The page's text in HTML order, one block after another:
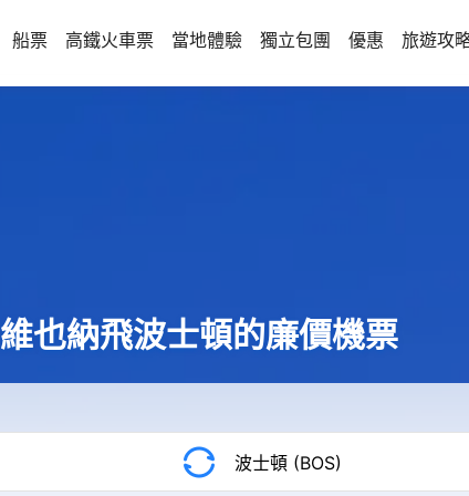
船票 高鐵火車票 當地體驗 獨立包團 優惠 旅遊攻
維也納飛波士頓的廉價機票